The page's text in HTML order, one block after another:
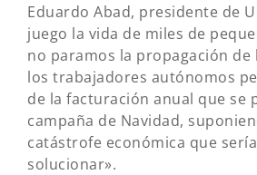
Eduardo Abad, presidente de
juego la vida de miles de
no paramos la propagación de
los trabajadores autónomos
de la facturación anual que se
campaña de Navidad,
catástrofe económica que
solucionar».